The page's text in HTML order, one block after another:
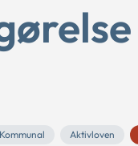
Kommunal Aktivloven